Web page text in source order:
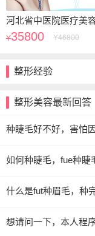
河北省中医院医疗美
Y35800 Y46800
整形经验
整形美容最新回答
种睫毛好不好，害怕
如何种睫毛，fue种睫
什么是fut种眉毛，种
想请问一下，本人程